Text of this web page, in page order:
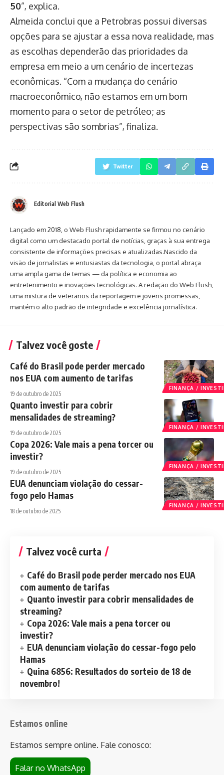
50”, explica.
Almeida conclui que a Petrobras possui diversas
opções para se ajustar a essa nova realidade, mas
as escolhas dependerão das prioridades da
empresa em meio a um cenário de incertezas
econômicas. “Com a mudança do cenário
macroeconômico, não estamos em um bom
momento para o setor de petróleo; as
perspectivas são sombrias”, finaliza.
Twitter
Editorial Web Flush
Lançado em 2018, o Web Flush rapidamente se firmou no cenário
digital como um destacado portal de notícias, graças à sua entrega
consistente de informações precisas e atualizadas.Nascido da
visão de jornalistas e entusiastas da tecnologia, o portal abraça
uma ampla gama de temas — da política e economia ao
entretenimento e inovações tecnológicas. A redação do Web Flush,
uma mistura de veteranos da reportagem e jovens promessas,
mantém o alto padrão de integridade e excelência jornalística.
Talvez você goste
FINANÇA /
Café do Brasil pode perder mercado
nos EUA com aumento de tarifas
19 de outubro de 2025
FINANÇA /
Quanto investir para cobrir
mensalidades de streaming?
19 de outubro de 2025
FINANÇA /
Copa 2026: Vale mais a pena torcer ou
investir?
19 de outubro de 2025
FINANÇA /
EUA denunciam violação do cessar-
fogo pelo Hamas
18 de outubro de 2025
Talvez você curta
Café do Brasil pode perder mercado nos EUA
com aumento de tarifas
Quanto investir para cobrir mensalidades de
streaming?
Copa 2026: Vale mais a pena torcer ou
investir?
EUA denunciam violação do cessar-fogo pelo
Hamas
Quina 6856: Resultados do sorteio de 18 de
novembro!
Estamos online
Estamos sempre online. Fale conosco:
Falar no WhatsApp